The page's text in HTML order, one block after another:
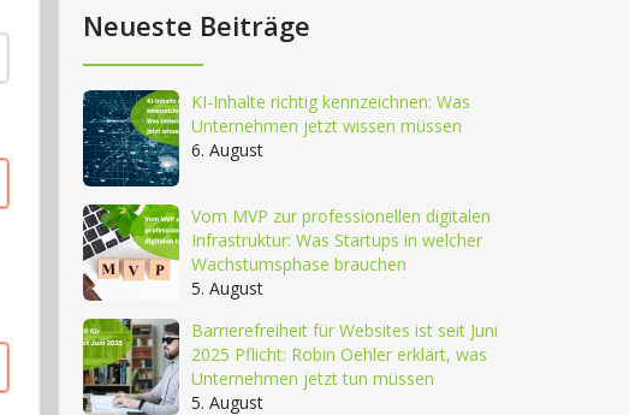
Neueste Beiträge
KI-Inhalte richtig kennzeichnen: Was
Unternehmen jetzt wissen müssen
6. August
Vom MVP zur professionellen digitalen
Infrastruktur: Was Startups in welcher
Wachstumsphase brauchen
5. August
Barrierefreiheit für Websites ist seit Juni
2025 Pflicht: Robin Oehler erklärt, was
Unternehmen jetzt tun müssen
5. August